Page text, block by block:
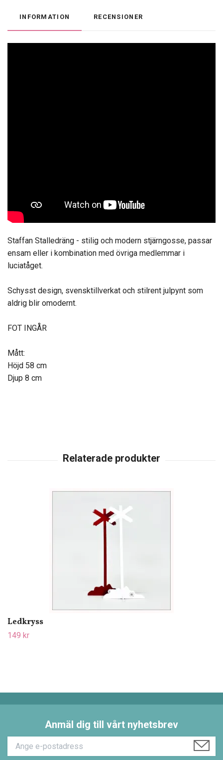
INFORMATION RECENSIONER
Staffan Stalledräng - stilig och modern stjärngosse, passar
ensam eller i kombination med övriga medlemmar i
luciatåget.
Schysst design, svensktillverkat och stilrent julpynt som
aldrig blir omodernt.
FOT INGÅR
Mått:
Höjd 58 cm
Djup 8 cm
Ledkryss
149 kr
Anmäl dig till vårt nyhetsbrev